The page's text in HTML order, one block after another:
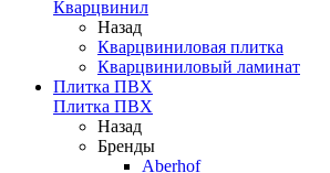
Кварцвинил
Назад
Кварцвиниловая плитка
Кварцвиниловый ламинат
Плитка ПВХ
Плитка ПВХ
Назад
Бренды
Aberhof